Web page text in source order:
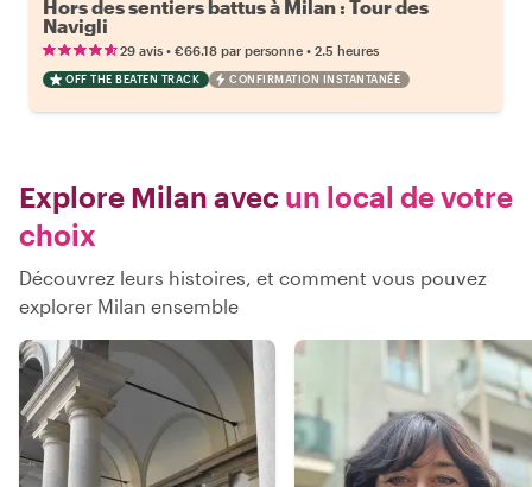
Hors des sentiers battus à Milan : Tour des
Navigli
29 avis • €66.18 par personne • 2.5 heures
OFF THE BEATEN TRACK CONFIRMATION INSTANTANÉE
Explore Milan avec un local de votre
choix
Découvrez leurs histoires, et comment vous pouvez
explorer Milan ensemble